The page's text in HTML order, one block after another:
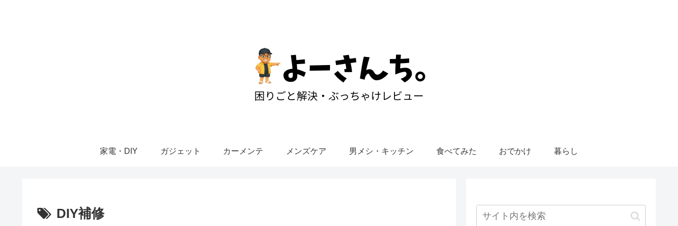
家電・DIY ガジェット カーメンテ メンズケア 男メシ・キッチン 食べてみた おでかけ 暮らし
DIY補修